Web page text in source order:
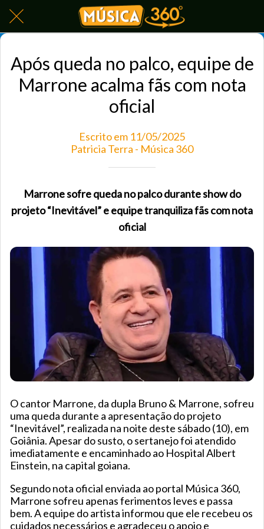
Após queda no palco, equipe de
Marrone acalma fãs com nota
oficial
Escrito em 11/05/2025
Patricia Terra - Música 360
Marrone sofre queda no palco durante show do
projeto “Inevitável” e equipe tranquiliza fãs com nota
oficial
O cantor Marrone, da dupla Bruno & Marrone, sofreu
uma queda durante a apresentação do projeto
“Inevitável”, realizada na noite deste sábado (10), em
Goiânia. Apesar do susto, o sertanejo foi atendido
imediatamente e encaminhado ao Hospital Albert
Einstein, na capital goiana.
Segundo nota oficial enviada ao portal Música 360,
Marrone sofreu apenas ferimentos leves e passa
bem. A equipe do artista informou que ele recebeu os
cuidados necessários e agradeceu o apoio e